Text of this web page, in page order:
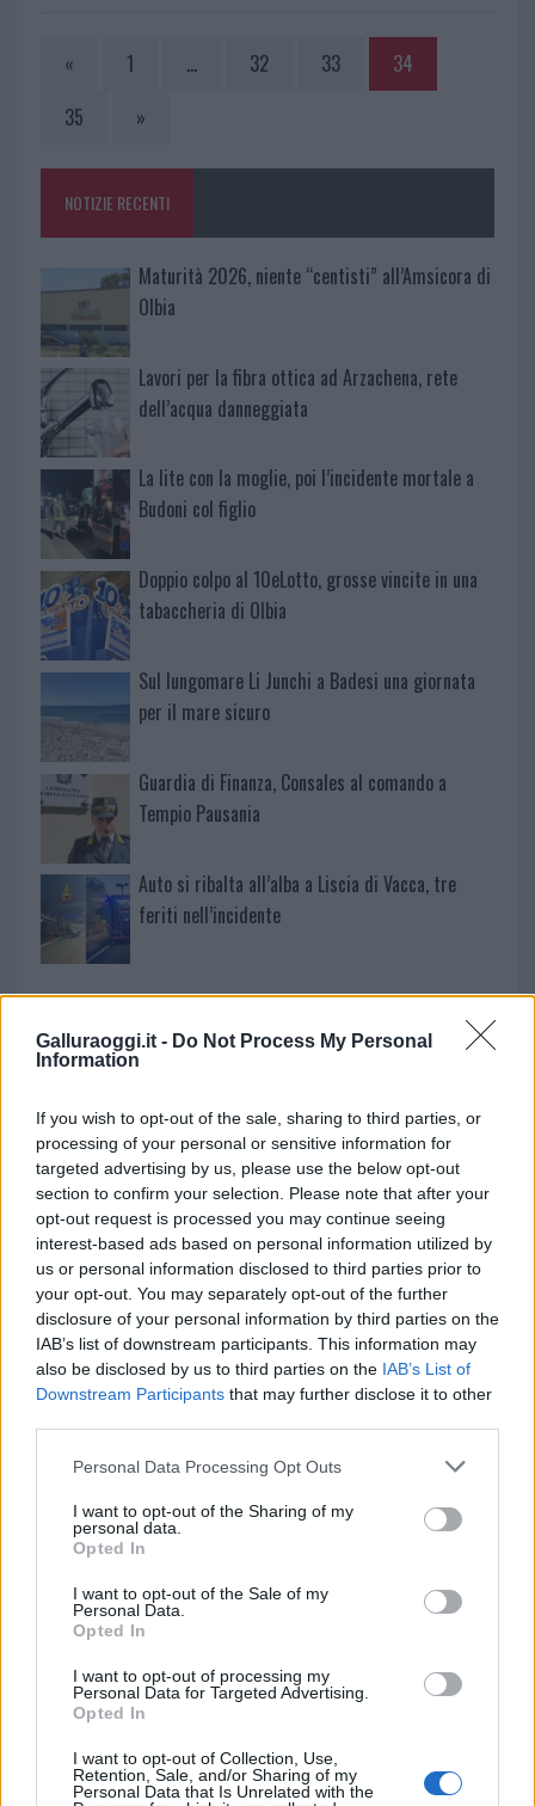
Galluraoggi.it - Do Not Process My Personal
Information
If you wish to opt-out of the sale, sharing to third parties, or
processing of your personal or sensitive information for
targeted advertising by us, please use the below opt-out
section to confirm your selection. Please note that after your
opt-out request is processed you may continue seeing
interest-based ads based on personal information utilized by
us or personal information disclosed to third parties prior to
your opt-out. You may separately opt-out of the further
disclosure of your personal information by third parties on the
IAB’s list of downstream participants. This information may
also be disclosed by us to third parties on the IAB’s List of
Downstream Participants that may further disclose it to other
Please note that this website/app uses one or more Google
not limited to your visit or usage behaviour. You may click to
grant or deny consent to Google and its third-party tags to
use your data for below specified purposes in below Google
consent section.
Personal Data Processing Opt Outs
I want to opt-out of the Sharing of my
personal data.
Opted In
I want to opt-out of the Sale of my
Personal Data.
Opted In
I want to opt-out of processing my
Personal Data for Targeted Advertising.
Opted In
I want to opt-out of Collection, Use,
Retention, Sale, and/or Sharing of my
Personal Data that Is Unrelated with the
« 1 … 32 33
34
35
»
NOTIZIE RECENTI
Maturità 2026, niente “centisti” all’Amsicora di
Olbia
Lavori per la fibra ottica ad Arzachena, rete
dell’acqua danneggiata
La lite con la moglie, poi l’incidente mortale a
Budoni col figlio
Doppio colpo al 10eLotto, grosse vincite in una
tabaccheria di Olbia
Sul lungomare Li Junchi a Badesi una giornata
per il mare sicuro
Guardia di Finanza, Consales al comando a
Tempio Pausania
Auto si ribalta all’alba a Liscia di Vacca, tre
feriti nell’incidente
NECROLOGIE
Arzachena dice addio a Gianfranco: aveva 71
anni
Antonio Sposito
Tomasina Derosas
Addio a Francesco, padre della presidente
Domenico Azara